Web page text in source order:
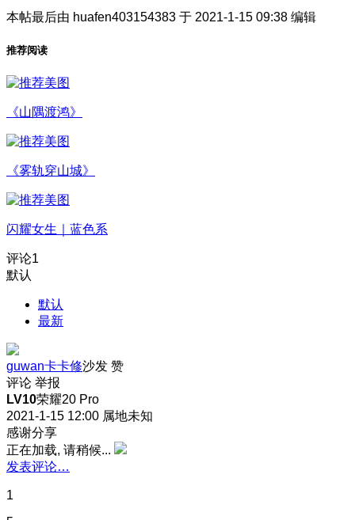
本帖最后由 huafen403154383 于 2021-1-15 09:38 编辑
推荐阅读
《山隅渡鸿》
《雾轨穿山城》
闪耀女生｜蓝色系
评论1
默认
默认
最新
guwan卡卡修沙发 赞
评论 举报
LV10荣耀20 Pro
2021-1-15 12:00 属地未知
感谢分享
正在加载, 请稍候...
发表评论…
1